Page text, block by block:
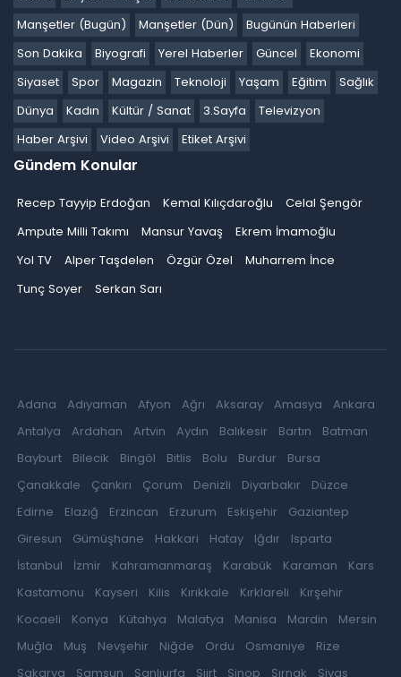
Manşetler (Bugün)
Manşetler (Dün)
Bugünün Haberleri
Son Dakika
Biyografi Yerel Haberler Güncel
Ekonomi
Siyaset
Spor Magazin Teknoloji Yaşam Eğitim
Sağlık
Dünya
Kadın Kültür / Sanat 3.Sayfa
Televizyon
Haber Arşivi
Video Arşivi Etiket Arşivi
Gündem Konular
Recep Tayyip Erdoğan Kemal Kılıçdaroğlu
Celal Şengör
Ampute Milli Takımı
Mansur Yavaş
Ekrem İmamoğlu
Yol TV
Alper Taşdelen Özgür Özel
Muharrem İnce
Tunç Soyer
Serkan Sarı
Adana Adıyaman Afyon Ağrı Aksaray Amasya
Ankara
Antalya
Ardahan Artvin Aydın Balıkesir Bartın
Batman
Bayburt
Bilecik Bingöl Bitlis Bolu Burdur
Bursa
Çanakkale
Çankırı Çorum Denizli Diyarbakır
Düzce
Edirne
Elazığ Erzincan Erzurum Eskişehir
Gaziantep
Giresun
Gümüşhane Hakkari Hatay Iğdır
Isparta
İstanbul
İzmir Kahramanmaraş Karabük Karaman
Kars
Kastamonu
Kayseri Kilis Kırıkkale Kırklareli
Kırşehir
Kocaeli
Konya Kütahya Malatya Manisa Mardin
Mersin
Muğla
Muş Nevşehir Niğde Ordu Osmaniye
Rize
Sakarya
Samsun Şanlıurfa Siirt Sinop Şırnak Sivas